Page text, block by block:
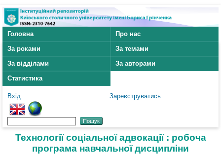
Головна
Про нас
За роками
За темами
За відділами
За авторами
Статистика
Вхід Зареєструватись
Технології соціальної адвокації : робоча
програма навчальної дисципліни